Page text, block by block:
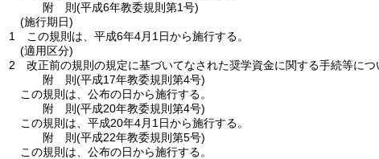
附 則(平成6年教委規則第1号)
(施行期日)
1
この規則は、平成6年4月1日から施行する。
(適用区分)
2
改正前の規則の規定に基づいてなされた奨学資金に関する手続等に
附 則(平成17年教委規則第4号)
この規則は、公布の日から施行する。
附 則(平成20年教委規則第4号)
この規則は、平成20年4月1日から施行する。
附 則(平成22年教委規則第5号)
この規則は、公布の日から施行する。